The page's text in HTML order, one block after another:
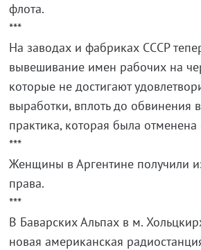
флота.
***
На заводах и фабриках СССР
вывешивание имен рабочих на
которые не достигают
выработки, вплоть до обвинения
практика, которая была отменена
***
Женщины в Аргентине получили
права.
***
В Баварских Альпах в м.
новая американская